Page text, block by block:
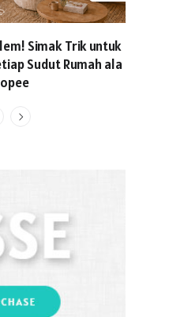
Simak Trik untuk
Sudut Rumah ala